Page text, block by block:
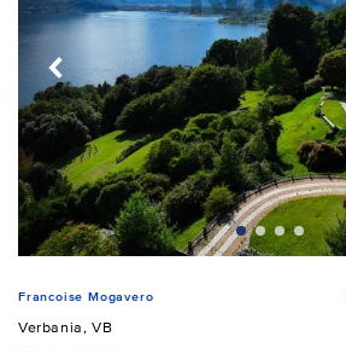
Francoise Mogavero
Verbania, VB